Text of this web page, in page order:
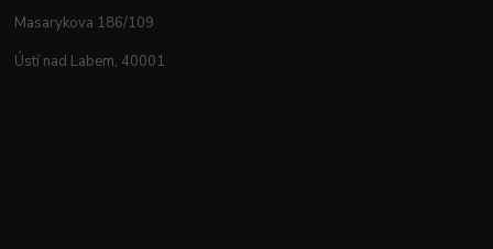
Masarykova 186/109
Ústí nad Labem, 40001